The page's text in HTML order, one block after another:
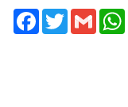
Facebook
TwitterGmail